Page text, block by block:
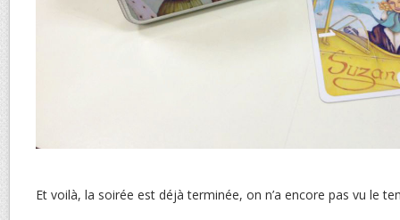
Et voilà, la soirée est déjà terminée, on n’a encore pas vu le